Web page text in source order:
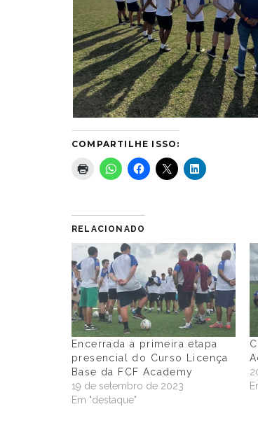
COMPARTILHE ISSO:
RELACIONADO
Encerrada a primeira etapa
presencial do Curso Licença
Base da FCF Academy
19 de setembro de 2023
Em "destaque"